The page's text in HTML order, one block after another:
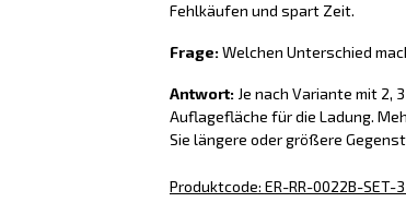
Fehlkäufen und spart Zeit.
Frage:Welchen Unterschied
Antwort:Je nach Variante mit 2,
Auflagefläche für die Ladung.
Sie längere oder größere
Produktcode: ER-RR-0022B-SET-